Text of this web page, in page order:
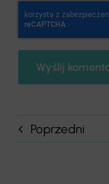
Poprzedni